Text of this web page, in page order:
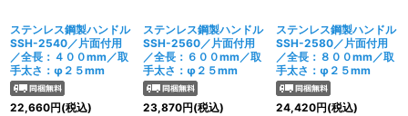
ステンレス鋼製ハンドル
SSH-2540／片面付用
／全長：４００mm／取
手太さ：φ２５mm
22,660円(税込)
ステンレス鋼製ハンドル
SSH-2560／片面付用
／全長：６００mm／取
手太さ：φ２５mm
23,870円(税込)
ステンレス鋼製ハンドル
SSH-2580／片面付用
／全長：８００mm／取
手太さ：φ２５mm
24,420円(税込)